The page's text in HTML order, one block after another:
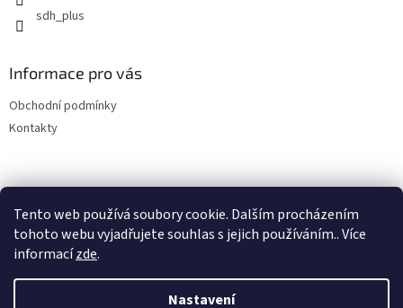
Tento web používá soubory cookie. Dalším procházením
tohoto webu vyjadřujete souhlas s jejich používáním.. Více
informacízde.
Nastavení
sdh_plus
Informace pro vás
Obchodní podmínky
Kontakty